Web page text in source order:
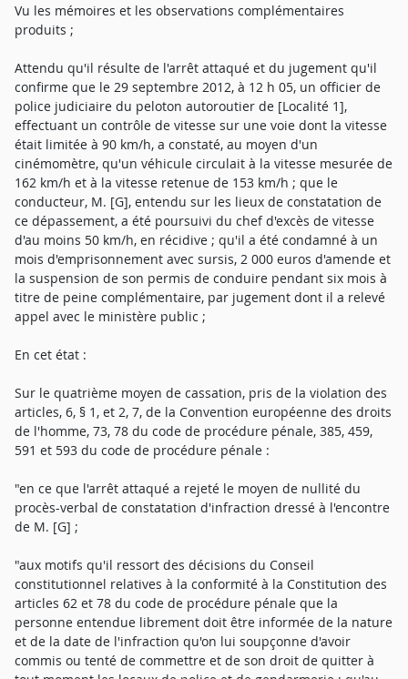
Vu les mémoires et les observations complémentaires
produits ;
Attendu qu'il résulte de l'arrêt attaqué et du jugement qu'il
confirme que le 29 septembre 2012, à 12 h 05, un officier de
police judiciaire du peloton autoroutier de [Localité 1],
effectuant un contrôle de vitesse sur une voie dont la vitesse
était limitée à 90 km/h, a constaté, au moyen d'un
cinémomètre, qu'un véhicule circulait à la vitesse mesurée de
162 km/h et à la vitesse retenue de 153 km/h ; que le
conducteur, M. [G], entendu sur les lieux de constatation de
ce dépassement, a été poursuivi du chef d'excès de vitesse
d'au moins 50 km/h, en récidive ; qu'il a été condamné à un
mois d'emprisonnement avec sursis, 2 000 euros d'amende et
la suspension de son permis de conduire pendant six mois à
titre de peine complémentaire, par jugement dont il a relevé
appel avec le ministère public ;
En cet état :
Sur le quatrième moyen de cassation, pris de la violation des
articles, 6, § 1, et 2, 7, de la Convention européenne des droits
de l'homme, 73, 78 du code de procédure pénale, 385, 459,
591 et 593 du code de procédure pénale :
"en ce que l'arrêt attaqué a rejeté le moyen de nullité du
procès-verbal de constatation d'infraction dressé à l'encontre
de M. [G] ;
"aux motifs qu'il ressort des décisions du Conseil
constitutionnel relatives à la conformité à la Constitution des
articles 62 et 78 du code de procédure pénale que la
personne entendue librement doit être informée de la nature
et de la date de l'infraction qu'on lui soupçonne d'avoir
commis ou tenté de commettre et de son droit de quitter à